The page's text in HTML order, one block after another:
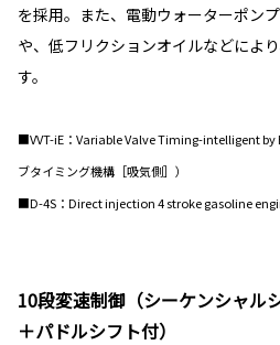
を採用。また、電動ウォーターポン
や、低フリクションオイルなどによ
す。
■VVT-iE：Variable Valve Timing-intelligent
ブタイミング機構［吸気側］）
■D-4S：Direct injection 4 stroke gasoline
10段変速制御（シーケンシャル
＋パドルシフト付）